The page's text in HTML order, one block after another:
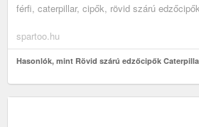
férfi, caterpillar, cipők, rövid szárú
spartoo.hu
Hasonlók, mint Rövid szárú edzőcipők